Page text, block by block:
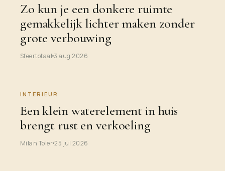
Zo kun je een donkere ruimte
gemakkelijk lichter maken zonder
grote verbouwing
Sfeertotaal3 aug 2026
INTERIEUR
Een klein waterelement in huis
brengt rust en verkoeling
Milan Toler25 jul 2026